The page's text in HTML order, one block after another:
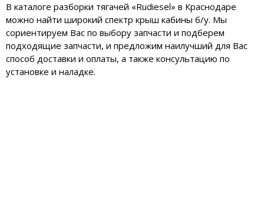
В каталоге разборки тягачей «Rudiesel» в Краснодаре
можно найти широкий спектр крыш кабины б/у. Мы
сориентируем Вас по выбору запчасти и подберем
подходящие запчасти, и предложим наилучший для Вас
способ доставки и оплаты, а также консультацию по
установке и наладке.